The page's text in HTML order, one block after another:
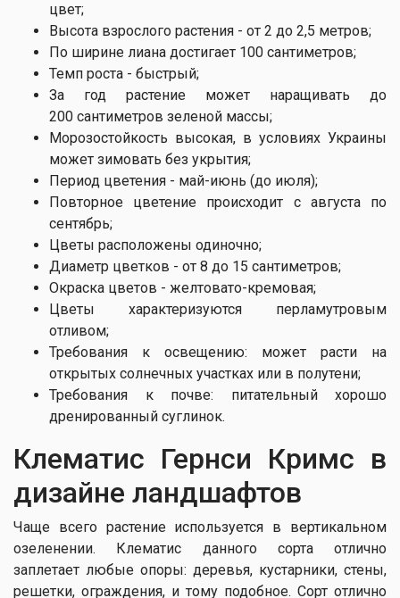
цвет;
Высота взрослого растения - от 2 до 2,5 метров;
По ширине лиана достигает 100 сантиметров;
Темп роста - быстрый;
За год растение может наращивать до
200 сантиметров зеленой массы;
Морозостойкость высокая, в условиях Украины
может зимовать без укрытия;
Период цветения - май-июнь (до июля);
Повторное цветение происходит с августа по
сентябрь;
Цветы расположены одиночно;
Диаметр цветков - от 8 до 15 сантиметров;
Окраска цветов - желтовато-кремовая;
Цветы характеризуются перламутровым
отливом;
Требования к освещению: может расти на
открытых солнечных участках или в полутени;
Требования к почве: питательный хорошо
дренированный суглинок.
Клематис Гернси Кримс в
дизайне ландшафтов
Чаще всего растение используется в вертикальном
озеленении. Клематис данного сорта отлично
заплетает любые опоры: деревья, кустарники, стены,
решетки, ограждения, и тому подобное. Сорт отлично